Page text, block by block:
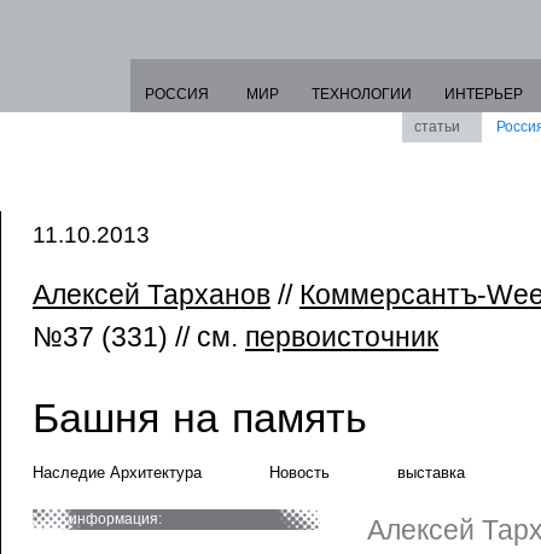
РОССИЯ МИР ТЕХНОЛОГИИ
ИНТЕРЬЕР
статьи
11.10.2013
Алексей Тарханов // Коммерсантъ-
№37 (331) // см. первоисточник
Башня на память
Наследие Архитектура Новость выставка
информация:
Алексей